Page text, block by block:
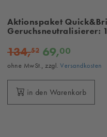
Aktionspaket
Geruchsneutralisierer:
134,52 69,00
ohne MwSt., zzgl. Versandkosten
in den Warenkorb